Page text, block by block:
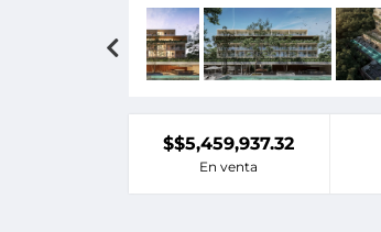
$$5,459,937.32
En venta